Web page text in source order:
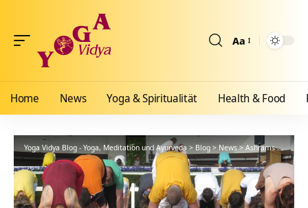
Aa
Home News Yoga & Spiritualität Health & Food
Yoga Vidya Blog - Yoga, Meditation und Ayurveda > Blog>News>Ashrams> Bad